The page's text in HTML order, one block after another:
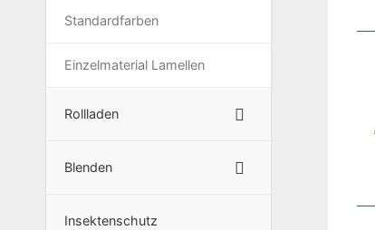
Standardfarben
Einzelmaterial Lamellen
Rollladen
Blenden
Insektenschutz